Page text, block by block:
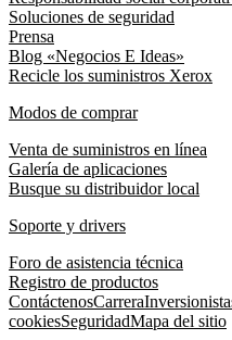
Soluciones de seguridad
Prensa
Blog «Negocios E Ideas»
Recicle los suministros Xerox
Modos de comprar
Venta de suministros en línea
Galería de aplicaciones
Busque su distribuidor local
Soporte y drivers
Foro de asistencia técnica
Registro de productos
ContáctenosCarrera
cookiesSeguridadMapa del sitio